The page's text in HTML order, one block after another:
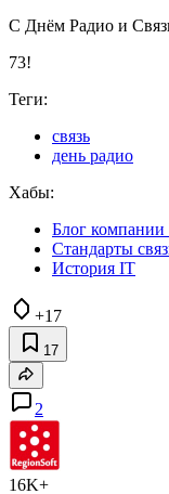
С Днём Радио и
73!
Теги:
связь
день радио
Хабы:
Блог компании
Стандарты
История IT
+17
17
2
16K+